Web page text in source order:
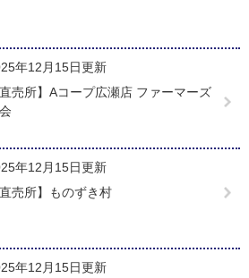
年12月15日更新
直売所】Aコープ広瀬店 ファーマーズ
年12月15日更新
直売所】ものずき村
年12月15日更新